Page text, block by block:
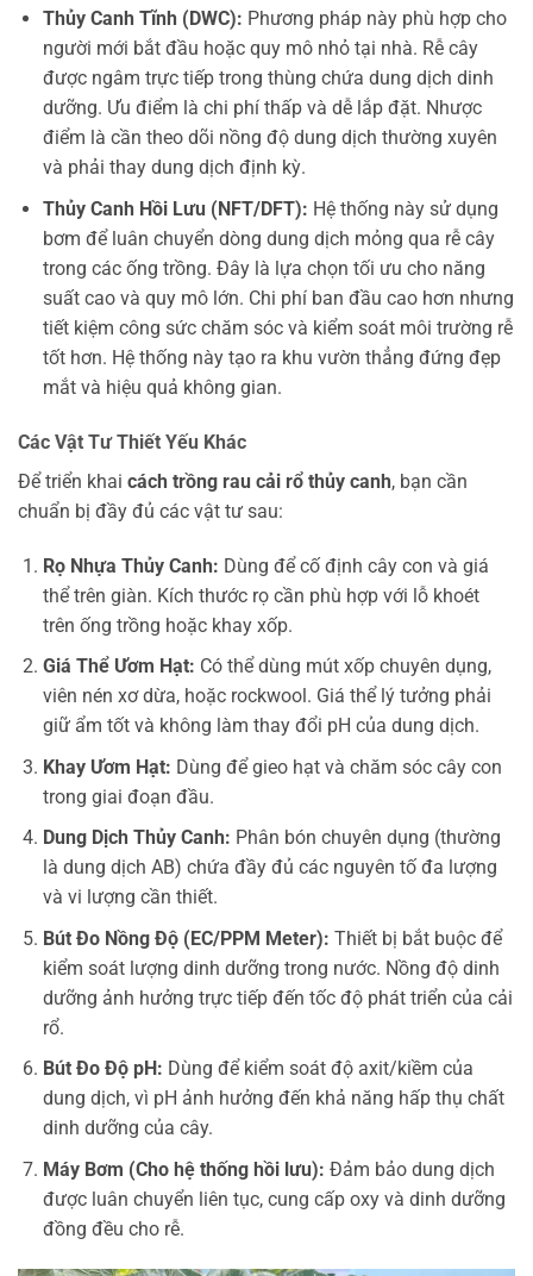
Thủy Canh Tĩnh (DWC): Phương pháp này phù hợp cho
người mới bắt đầu hoặc quy mô nhỏ tại nhà. Rễ cây
được ngâm trực tiếp trong thùng chứa dung dịch dinh
dưỡng. Ưu điểm là chi phí thấp và dễ lắp đặt. Nhược
điểm là cần theo dõi nồng độ dung dịch thường xuyên
và phải thay dung dịch định kỳ.
Thủy Canh Hồi Lưu (NFT/DFT): Hệ thống này sử dụng
bơm để luân chuyển dòng dung dịch mỏng qua rễ cây
trong các ống trồng. Đây là lựa chọn tối ưu cho năng
suất cao và quy mô lớn. Chi phí ban đầu cao hơn nhưng
tiết kiệm công sức chăm sóc và kiểm soát môi trường rễ
tốt hơn. Hệ thống này tạo ra khu vườn thẳng đứng đẹp
mắt và hiệu quả không gian.
Các Vật Tư Thiết Yếu Khác
Để triển khai cách trồng rau cải rổ thủy canh, bạn cần
chuẩn bị đầy đủ các vật tư sau:
Rọ Nhựa Thủy Canh: Dùng để cố định cây con và giá
thể trên giàn. Kích thước rọ cần phù hợp với lỗ khoét
trên ống trồng hoặc khay xốp.
Giá Thể Ươm Hạt: Có thể dùng mút xốp chuyên dụng,
viên nén xơ dừa, hoặc rockwool. Giá thể lý tưởng phải
giữ ẩm tốt và không làm thay đổi pH của dung dịch.
Khay Ươm Hạt: Dùng để gieo hạt và chăm sóc cây con
trong giai đoạn đầu.
Dung Dịch Thủy Canh: Phân bón chuyên dụng (thường
là dung dịch AB) chứa đầy đủ các nguyên tố đa lượng
và vi lượng cần thiết.
Bút Đo Nồng Độ (EC/PPM Meter): Thiết bị bắt buộc để
kiểm soát lượng dinh dưỡng trong nước. Nồng độ dinh
dưỡng ảnh hưởng trực tiếp đến tốc độ phát triển của cải
rổ.
Bút Đo Độ pH: Dùng để kiểm soát độ axit/kiềm của
dung dịch, vì pH ảnh hưởng đến khả năng hấp thụ chất
dinh dưỡng của cây.
Máy Bơm (Cho hệ thống hồi lưu): Đảm bảo dung dịch
được luân chuyển liên tục, cung cấp oxy và dinh dưỡng
đồng đều cho rễ.